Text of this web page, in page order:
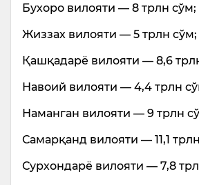
Бухоро вилояти — 8 трлн сўм;
Жиззах вилояти — 5 трлн сўм;
Қашқадарё вилояти — 8,6
Навоий вилояти — 4,4 трлн
Наманган вилояти — 9 трлн
Самарқанд вилояти — 11,1
Сурхондарё вилояти — 7,8